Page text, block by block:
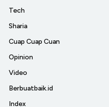
Tech
Sharia
Cuap Cuap Cuan
Opinion
Video
Berbuatbaik.id
Index